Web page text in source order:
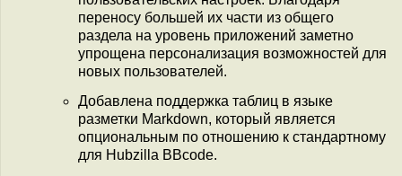
переносу большей их части из общего
раздела на уровень приложений заметно
упрощена персонализация возможностей для
новых пользователей.
Добавлена поддержка таблиц в языке
разметки Markdown, который является
опциональным по отношению к стандартному
для Hubzilla BBcode.